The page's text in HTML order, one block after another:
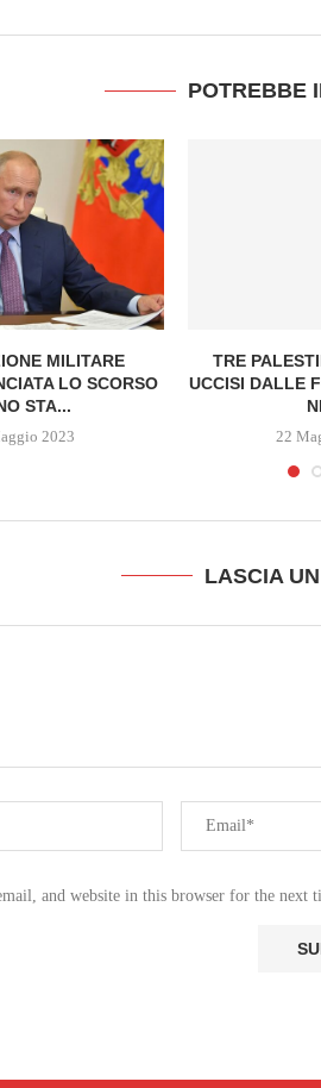
POTREBBE
MILITARE
LO SCORSO
STA...
2023
TRE
UCCISI DALLE
22
LASCIA
and website in this browser for the next